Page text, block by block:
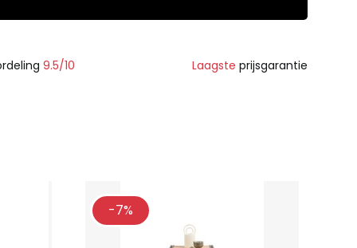
9.5/10 Laagste prijsgarantie
-7%